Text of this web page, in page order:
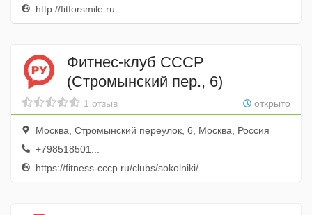
http://fitforsmile.ru
Фитнес-клуб СССР
(Стромынский пер., 6)
открыто
1 отзыв
Москва, Стромынский переулок, 6, Москва, Россия
+798518501...
https://fitness-cccp.ru/clubs/sokolniki/